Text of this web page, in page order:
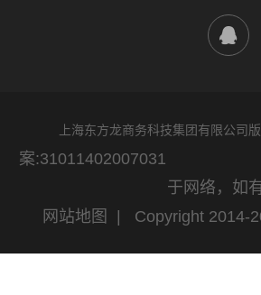
上海东方龙商务科技集团有限公司
案:31011402007031 免责
于网络，如
网站地图
| Copyright 2014-